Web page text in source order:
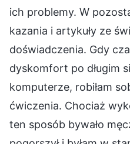
ich problemy. W
kazania i artykuły ze
doświadczenia. Gdy
dyskomfort po długim
komputerze, robiłam
ćwiczenia. Chociaż
ten sposób bywało